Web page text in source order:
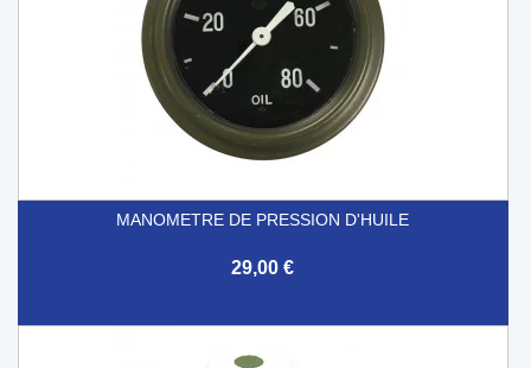
MANOMETRE DE PRESSION D'HUILE
29,00 €